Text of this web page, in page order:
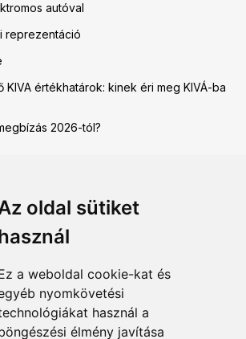
oldal sütiket
a weboldal cookie-kat és
nyomkövetési
használ a
élmény javítása
autóval
reprezentáció
értékhatárok: kinek éri meg KIVÁ-ba
2026-tól?